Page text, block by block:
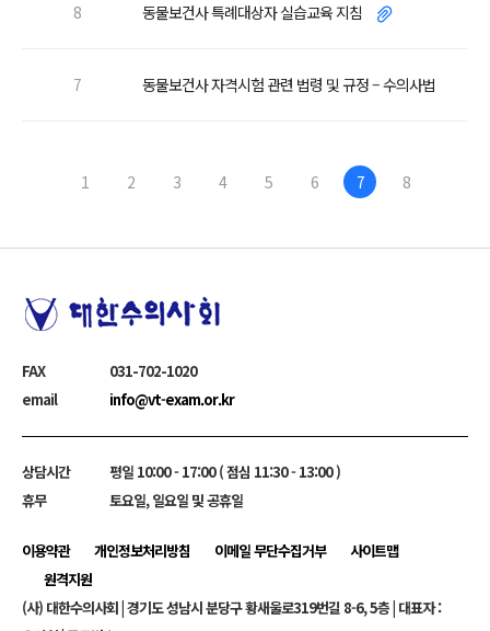
8 동물보건사 특례대상자 실습교육 지침
7 동물보건사 자격시험 관련 법령 및 규정 – 수의사법
1 2 3 4 5 6 7 8
FAX
031-702-1020
email
info@vt-exam.or.kr
상담시간
평일 10:00 - 17:00 ( 점심 11:30 - 13:00 )
휴무
토요일, 일요일 및 공휴일
이용약관 개인정보처리방침 이메일 무단수집거부
사이트맵
원격지원
(사) 대한수의사회| 경기도 성남시 분당구 황새울로319번길 8-6, 5층 | 대표자 :